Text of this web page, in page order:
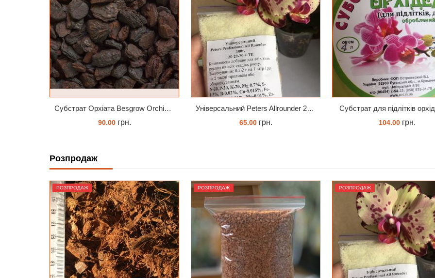
65.00грн.
Субстрат для підлітків орхідей 4 л
104.00грн.
Субстрат Орхіата фракція
90.00грн.
Розпродаж
РОЗПРОДАЖ РОЗПРОДАЖ РОЗПРОДАЖ